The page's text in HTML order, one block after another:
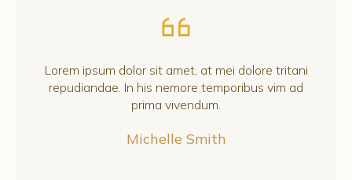
Lorem ipsum dolor sit amet, at mei dolore tritani
repudiandae. In his nemore temporibus vim ad
prima vivendum.
Michelle Smith